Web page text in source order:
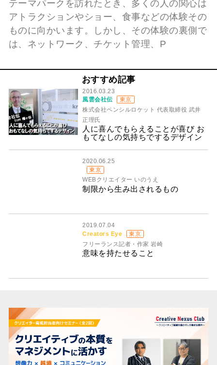
テーマパークを訪れたとき、多くの人の関心は
アトラクションやショー、食事などの体験その
ものに向かいます。しかし、その体験の裏側で
は、ネットワーク、チケット管理、P
おすすめ記事
2016.03.23
風雲会社伝
東京
株式会社ペンシルロケット 代表取締役 武井
正理氏
人に喜んでもらえることが喜び お
もてなしの気持ちでするデザイン
2020.06.25
東京
WEBクリエイター いのうえ
制限から生み出されるもの
2019.07.04
Creators Eye
東京
フリーランス記者・作家 岩崎
意味を持たせること